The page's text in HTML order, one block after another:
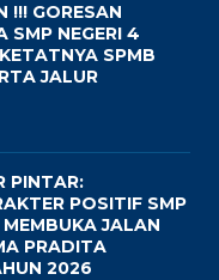
!!! GORESAN
SMP NEGERI 4
SPMB
JALUR
PINTAR:
POSITIF SMP
MEMBUKA JALAN
PRADITA
2026